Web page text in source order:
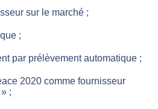
sur le marché ;
;
par prélèvement automatique ;
2020 comme fournisseur
;